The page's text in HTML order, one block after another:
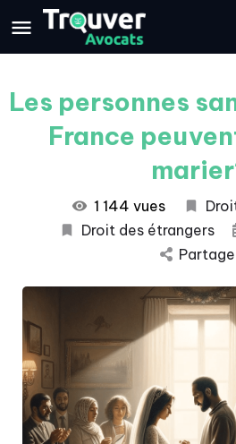
Les personnes
France
1 144 vues
Droit des étrangers